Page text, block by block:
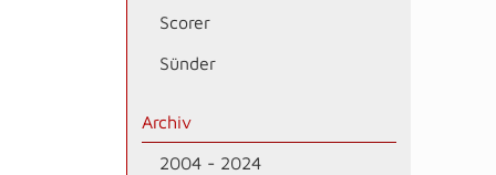
Scorer
Sünder
Archiv
2004 - 2024